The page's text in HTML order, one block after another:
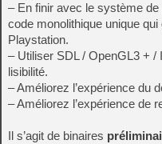
– En finir avec le système
code monolithique unique
Playstation.
– Utiliser SDL / OpenGL3 + /
lisibilité.
– Améliorez l’expérience du
– Améliorez l’expérience de
Il s’agit de binaires